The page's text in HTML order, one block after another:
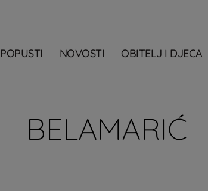
POPUSTI NOVOSTI OBITELJ I DJECA
BELAMARIĆ